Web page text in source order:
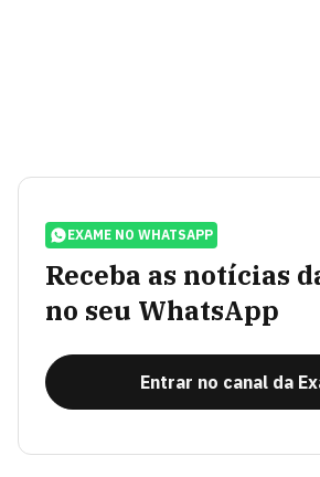
EXAME NO WHATSAPP
Receba as notícias
no seu WhatsApp
Entrar no canal da